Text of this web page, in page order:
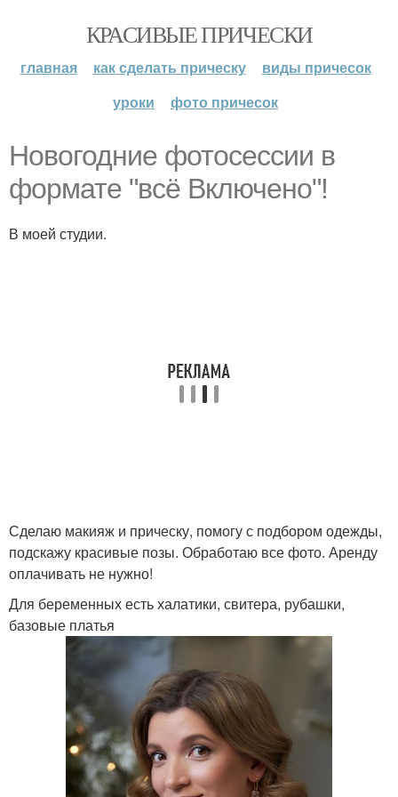
КРАСИВЫЕ ПРИЧЕСКИ
главная как сделать прическу
виды причесок
уроки
фото причесок
Новогодние фотосессии в
формате "всё Включено"!
В моей студии.
Сделаю макияж и прическу, помогу с подбором одежды,
подскажу красивые позы. Обработаю все фото. Аренду
оплачивать не нужно!
Для беременных есть халатики, свитера, рубашки,
базовые платья